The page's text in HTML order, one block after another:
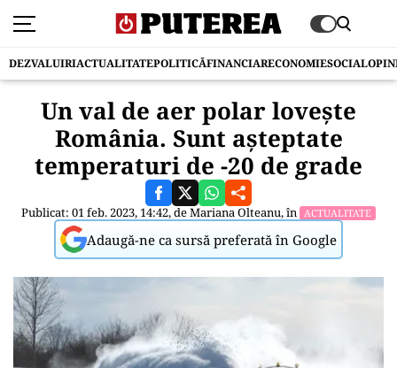
DEZVALUIRIACTUALITATEPOLITICĂFINANCIARECONOMIESOCIAL
Un val de aer polar lovește
România. Sunt așteptate
temperaturi de -20 de grade
Publicat: 01 feb. 2023, 14:42, deMariana Olteanu, în ACTUALITATE
Adaugă-ne ca sursă preferată în Google